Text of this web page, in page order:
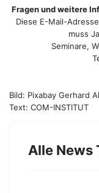
Fragen und weitere
Diese E-Mail-
muss
Seminare,
Bild: Pixabay Gerhard
Text: COM-INSTITUT
Alle News